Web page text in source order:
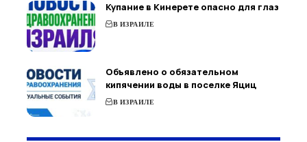
Купание в Кинерете опасно для глаз
В ИЗРАИЛЕ
Объявлено о обязательном
кипячении воды в поселке Яциц
В ИЗРАИЛЕ